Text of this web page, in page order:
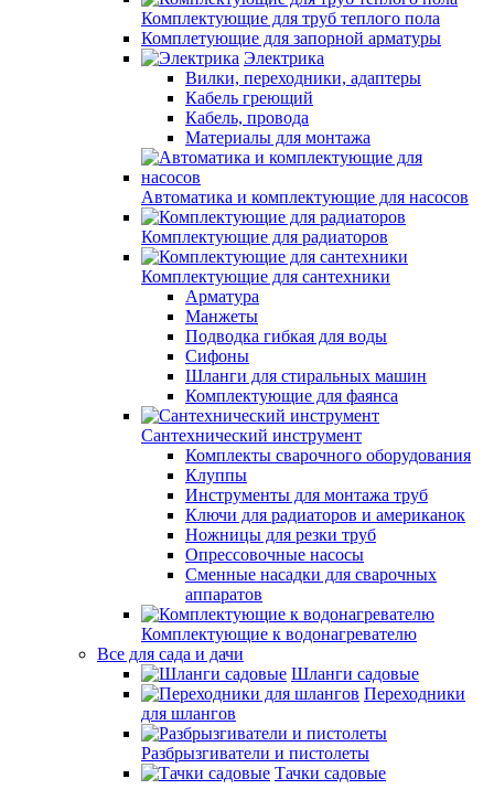
Комплектующие для труб теплого пола
Комплетующие для запорной арматуры
Электрика
Вилки, переходники, адаптеры
Кабель греющий
Кабель, провода
Материалы для монтажа
Автоматика и комплектующие для насосов
Комплектующие для радиаторов
Комплектующие для сантехники
Арматура
Манжеты
Подводка гибкая для воды
Сифоны
Шланги для стиральных машин
Комплектующие для фаянса
Сантехнический инструмент
Комплекты сварочного оборудования
Клуппы
Инструменты для монтажа труб
Ключи для радиаторов и американок
Ножницы для резки труб
Опрессовочные насосы
Сменные насадки для сварочных
аппаратов
Комплектующие к водонагревателю
Все для сада и дачи
Шланги садовые
Переходники
для шлангов
Разбрызгиватели и пистолеты
Тачки садовые